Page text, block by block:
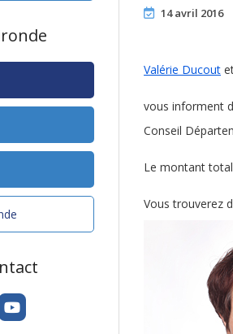
14 avril 2016
Valérie Ducout
vous informent
Conseil
Le montant total
Vous trouverez